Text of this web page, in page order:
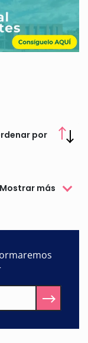
por
Mostrar más